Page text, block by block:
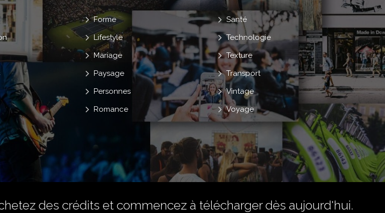
Forme
Lifestyle
Mariage
Paysage
Personnes
Romance
Santé
Technologie
Texture
Transport
Vintage
Voyage
des crédits et commencez à télécharger dès aujourd'hui.